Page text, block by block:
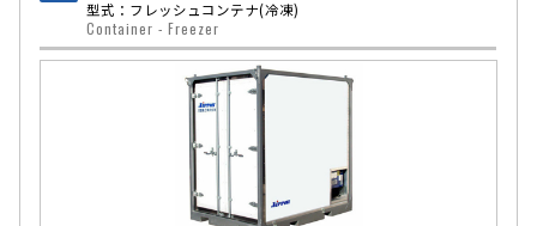
型式：フレッシュコンテナ(冷凍)
Container - Freezer